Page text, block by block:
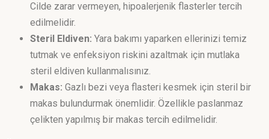
Cilde zarar vermeyen, hipoalerjenik flasterler tercih
edilmelidir.
Steril Eldiven: Yara bakımı yaparken ellerinizi temiz
tutmak ve enfeksiyon riskini azaltmak için mutlaka
steril eldiven kullanmalısınız.
Makas: Gazlı bezi veya flasteri kesmek için steril bir
makas bulundurmak önemlidir. Özellikle paslanmaz
çelikten yapılmış bir makas tercih edilmelidir.